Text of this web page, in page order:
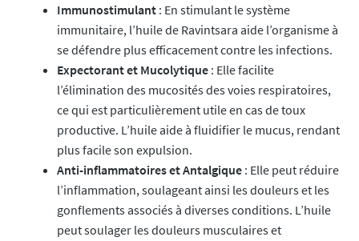
Immunostimulant: En stimulant le système
immunitaire, l’huile de Ravintsara aide l’organisme à
se défendre plus efficacement contre les infections.
Expectorant et Mucolytique: Elle facilite
l’élimination des mucosités des voies respiratoires,
ce qui est particulièrement utile en cas de toux
productive. L’huile aide à fluidifier le mucus, rendant
plus facile son expulsion.
Anti-inflammatoires et Antalgique: Elle peut réduire
l’inflammation, soulageant ainsi les douleurs et les
gonflements associés à diverses conditions. L’huile
peut soulager les douleurs musculaires et